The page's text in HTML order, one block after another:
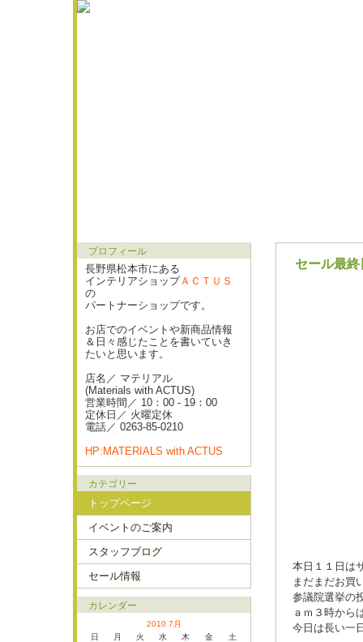
セール最終
本日１１日は
まだまだお買
参議院選挙の
ａｍ３時から
今日は長い一
プロフィール
長野県松本市にある
インテリアショップＡＣＴＵＳ
の
パートナーショップです。
お店でのイベントや新商品情報
＆日々感じたことを書いていき
たいと思います。
店名／ マテリアル
(Materials with ACTUS)
営業時間／ 10：00 - 19：00
定休日／ 火曜定休
電話／ 0263-85-0210
HP:MATERIALS with ACTUS
カテゴリー
トップページ
イベントのご案内
スタッフブログ
セール情報
カレンダー
2010 7月
日
月 火 水 木 金
土